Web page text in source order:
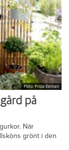
Foto: Frida Ekman
på
När
grönt i den